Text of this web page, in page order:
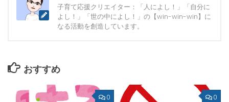
子育て応援クリエイター：「人によし！」「自分に
よし！」「世の中によし！」の【win-win-win】に
なる活動を創造しています。
おすすめ
0 0